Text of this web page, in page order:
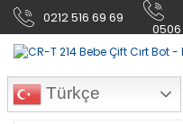
0212 516 69 69
Türkçe